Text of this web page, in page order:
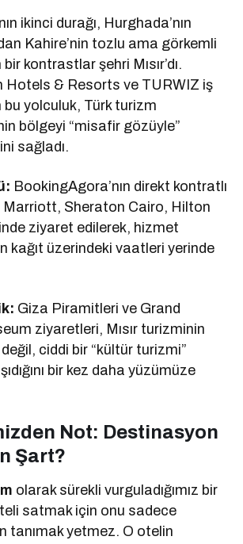
ikinci durağı, Hurghada’nın
Kahire’nin tozlu ama görkemli
kontrastlar şehri Mısır’dı.
Hotels & Resorts ve TURWIZ iş
bu yolculuk, Türk turizm
bölgeyi “misafir gözüyle”
sağladı.
BookingAgora’nın direkt kontratlı
Marriott, Sheraton Cairo, Hilton
ziyaret edilerek, hizmet
kağıt üzerindeki vaatleri yerinde
Giza Piramitleri ve Grand
ziyaretleri, Mısır turizminin
ciddi bir “kültür turizmi”
bir kez daha yüzümüze
Not: Destinasyon
Şart?
olarak sürekli vurguladığımız bir
satmak için onu sadece
tanımak yetmez. O otelin